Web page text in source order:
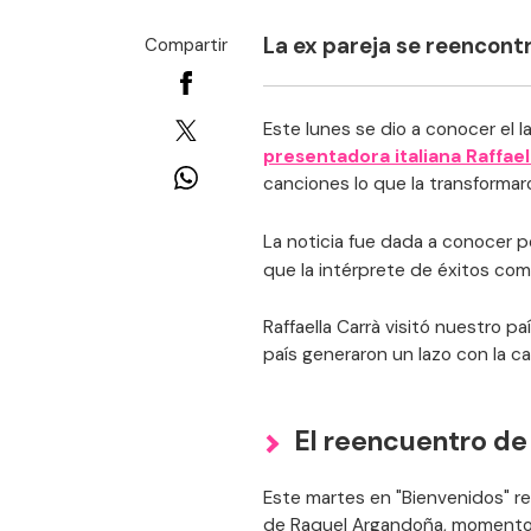
Compartir La ex pareja se
Este lunes se dio a conocer el
presentadora italiana
canciones lo que la
La noticia fue dada a conocer
que la intérprete de éxitos
Raffaella Carrà visitó nuestro
país generaron un lazo con la
El reencuentro
Este martes en "Bienvenidos"
de Raquel Argandoña,